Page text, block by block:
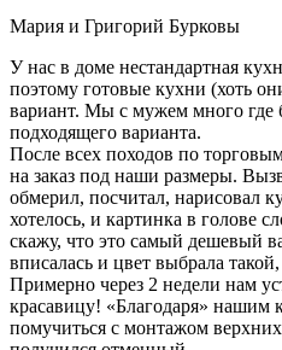
Мария и Григорий Бурковы
У нас в доме нестандартная
поэтому готовые кухни (хоть
вариант. Мы с мужем много
подходящего варианта.
После всех походов по
на заказ под наши размеры.
обмерил, посчитал, нарисовал
хотелось, и картинка в голове
скажу, что это самый дешевый
вписалась и цвет выбрала
Примерно через 2 недели нам
красавицу! «Благодаря»
помучиться с монтажом